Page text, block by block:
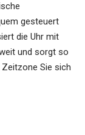
gesteuert
die Uhr mit
und sorgt so
Sie sich